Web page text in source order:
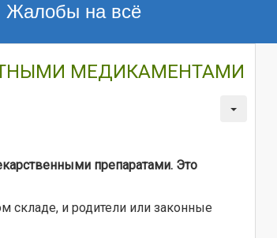
Жалобы на всё
МЕДИКАМЕНТАМИ
препаратами. Это
складе, и родители или законные